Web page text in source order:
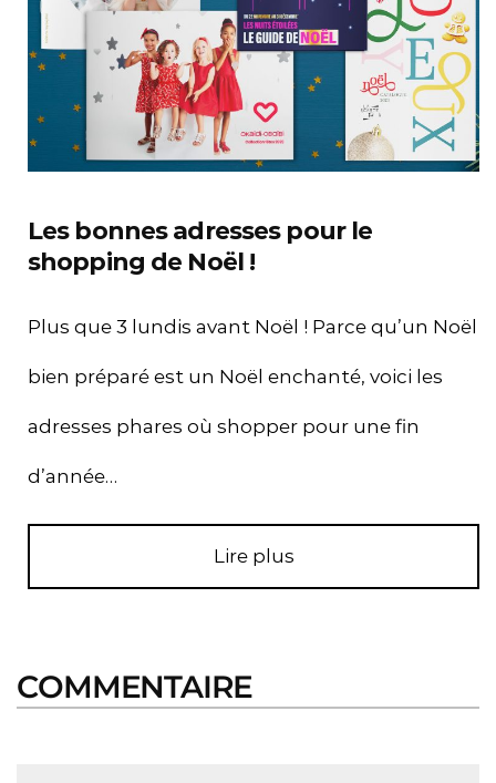
Les bonnes adresses pour le
shopping de Noël !
Plus que 3 lundis avant Noël ! Parce qu’un Noël
bien préparé est un Noël enchanté, voici les
adresses phares où shopper pour une fin
d’année…
Lire plus
COMMENTAIRE